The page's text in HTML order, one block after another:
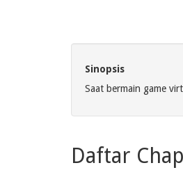
Sinopsis
Saat bermain game
Daftar